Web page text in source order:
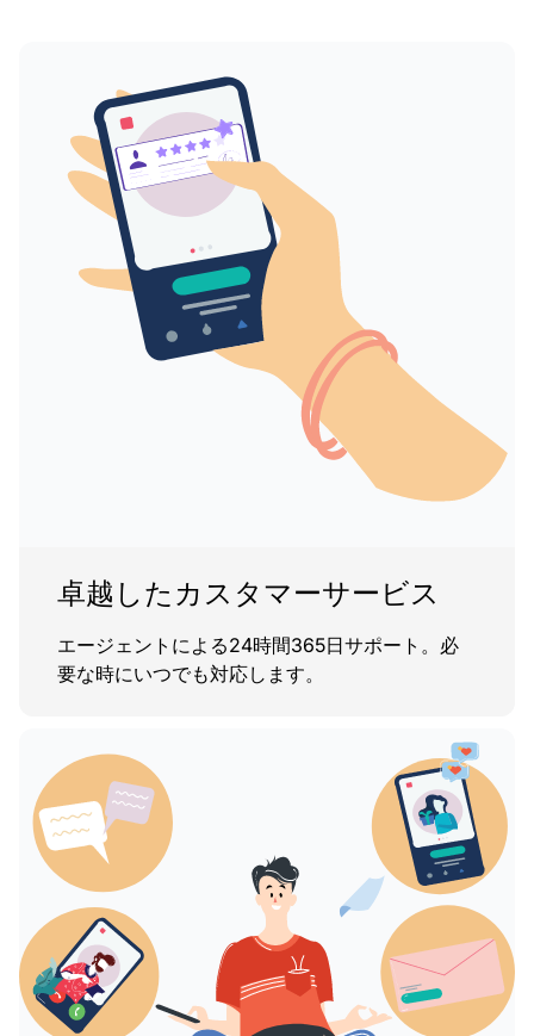
卓越したカスタマーサービス
エージェントによる24時間365日サポート。必
要な時にいつでも対応します。